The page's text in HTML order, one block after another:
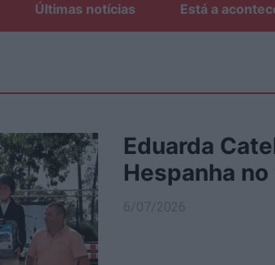
Últimas notícias Está a
Eduarda
Hespanha no